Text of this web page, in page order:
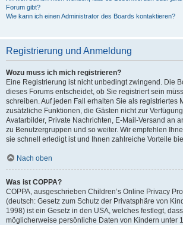
Forum gibt?
Wie kann ich einen Administrator des Boards kontaktieren?
Registrierung und Anmeldung
Wozu muss ich mich registrieren?
Eine Registrierung ist nicht unbedingt zwingend. Die
dieses Forums entscheidet, ob Sie registriert sein
schreiben. Auf jeden Fall erhalten Sie als registriertes
zusätzliche Funktionen, die Gästen nicht zur
Avatarbilder, Private Nachrichten, E-Mail-Versand an
zu Benutzergruppen und so weiter. Wir empfehlen
sie schnell erledigt ist und Ihnen zahlreiche Vorteile
Nach oben
Was ist COPPA?
COPPA, ausgeschrieben Children’s Online Privacy
(deutsch: Gesetz zum Schutz der Privatsphäre von
1998) ist ein Gesetz in den USA, welches festlegt,
möglicherweise persönliche Daten von Kindern unter